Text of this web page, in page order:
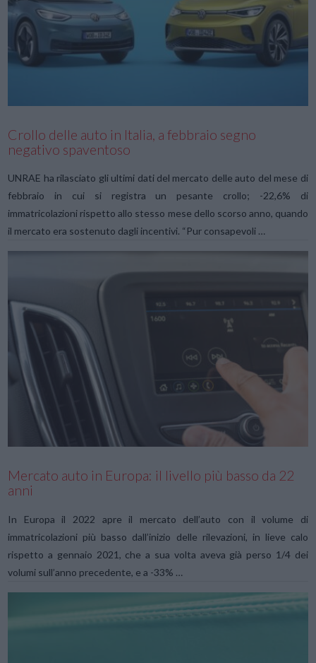
VIEW POST
Crollo delle auto in Italia, a febbraio segno
negativo spaventoso
UNRAE ha rilasciato gli ultimi dati del mercato delle auto del mese di
febbraio in cui si registra un pesante crollo; -22,6% di
immatricolazioni rispetto allo stesso mese dello scorso anno, quando
il mercato era sostenuto dagli incentivi. “Pur consapevoli …
Mercato auto in Europa: il livello più basso da 22
anni
In Europa il 2022 apre il mercato dell’auto con il volume di
immatricolazioni più basso dall’inizio delle rilevazioni, in lieve calo
rispetto a gennaio 2021, che a sua volta aveva già perso 1/4 dei
volumi sull’anno precedente, e a -33% …